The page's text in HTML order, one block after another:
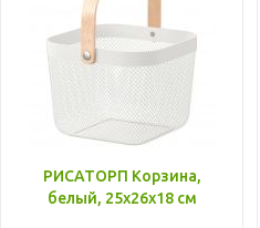
РИСАТОРП Корзина,
белый, 25x26x18 см